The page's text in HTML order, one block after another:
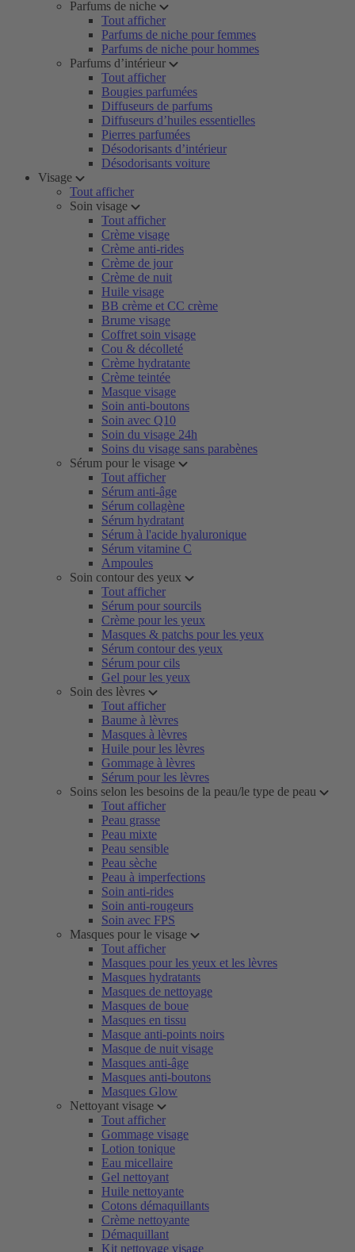
Parfums de niche
Tout afficher
Parfums de niche pour femmes
Parfums de niche pour hommes
Parfums d’intérieur
Tout afficher
Bougies parfumées
Diffuseurs de parfums
Diffuseurs d’huiles essentielles
Pierres parfumées
Désodorisants d’intérieur
Désodorisants voiture
Visage
Tout afficher
Soin visage
Tout afficher
Crème visage
Crème anti-rides
Crème de jour
Crème de nuit
Huile visage
BB crème et CC crème
Brume visage
Coffret soin visage
Cou & décolleté
Crème hydratante
Crème teintée
Masque visage
Soin anti-boutons
Soin avec Q10
Soin du visage 24h
Soins du visage sans parabènes
Sérum pour le visage
Tout afficher
Sérum anti-âge
Sérum collagène
Sérum hydratant
Sérum à l'acide hyaluronique
Sérum vitamine C
Ampoules
Soin contour des yeux
Tout afficher
Sérum pour sourcils
Crème pour les yeux
Masques & patchs pour les yeux
Sérum contour des yeux
Sérum pour cils
Gel pour les yeux
Soin des lèvres
Tout afficher
Baume à lèvres
Masques à lèvres
Huile pour les lèvres
Gommage à lèvres
Sérum pour les lèvres
Soins selon les besoins de la peau/le type de peau
Tout afficher
Peau grasse
Peau mixte
Peau sensible
Peau sèche
Peau à imperfections
Soin anti-rides
Soin anti-rougeurs
Soin avec FPS
Masques pour le visage
Tout afficher
Masques pour les yeux et les lèvres
Masques hydratants
Masques de nettoyage
Masques de boue
Masques en tissu
Masque anti-points noirs
Masque de nuit visage
Masques anti-âge
Masques anti-boutons
Masques Glow
Nettoyant visage
Tout afficher
Gommage visage
Lotion tonique
Eau micellaire
Gel nettoyant
Huile nettoyante
Cotons démaquillants
Crème nettoyante
Démaquillant
Kit nettoyage visage